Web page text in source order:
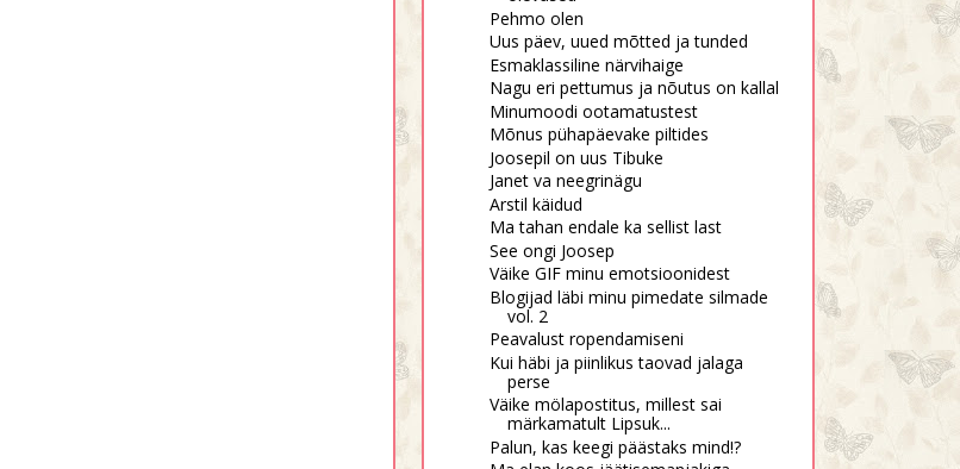
Pehmo olen
Uus päev, uued mõtted ja tunded
Esmaklassiline närvihaige
Nagu eri pettumus ja nõutus on kallal
Minumoodi ootamatustest
Mõnus pühapäevake piltides
Joosepil on uus Tibuke
Janet va neegrinägu
Arstil käidud
Ma tahan endale ka sellist last
See ongi Joosep
Väike GIF minu emotsioonidest
Blogijad läbi minu pimedate silmade
vol. 2
Peavalust ropendamiseni
Kui häbi ja piinlikus taovad jalaga
perse
Väike mölapostitus, millest sai
märkamatult Lipsuk...
Palun, kas keegi päästaks mind!?